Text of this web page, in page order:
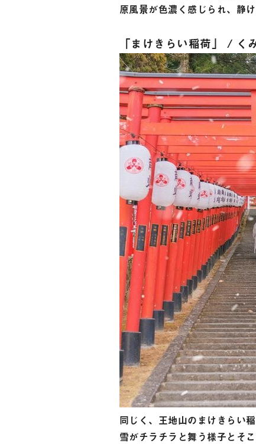
原風景が色濃く感じられ、静
「まけきらい稲荷」 / く
同じく、王地山のまけきらい
雪がチラチラと舞う様子とそ